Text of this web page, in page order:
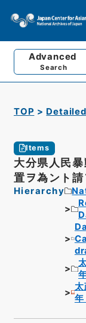
Advanced
Search
TOP
Items
大分県人民
置ヲ為ント
Hierarchy
年